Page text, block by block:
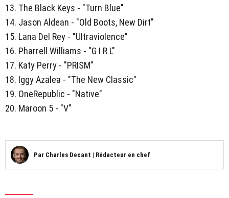
13. The Black Keys - "Turn Blue"
14. Jason Aldean - "Old Boots, New Dirt"
15. Lana Del Rey - "Ultraviolence"
16. Pharrell Williams - "G I R L"
17. Katy Perry - "PRISM"
18. Iggy Azalea - "The New Classic"
19. OneRepublic - "Native"
20. Maroon 5 - "V"
Par Charles Decant | Rédacteur en chef